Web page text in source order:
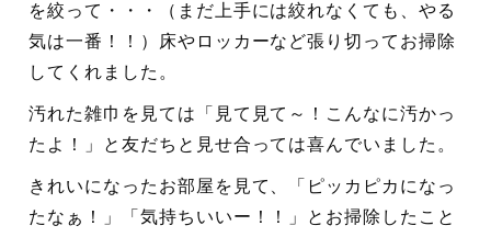
を絞って・・・（まだ上手には絞れなくても、やる
気は一番！！）床やロッカーなど張り切ってお掃除
してくれました。
汚れた雑巾を見ては「見て見て～！こんなに汚かっ
たよ！」と友だちと見せ合っては喜んでいました。
きれいになったお部屋を見て、「ピッカピカになっ
たなぁ！」「気持ちいいー！！」とお掃除したこと